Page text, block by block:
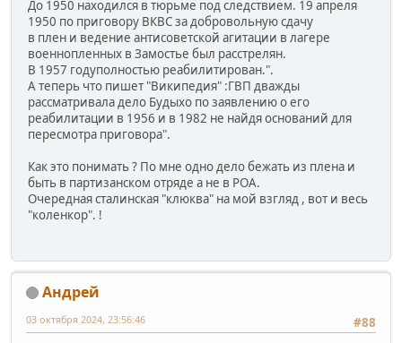
До 1950 находился в тюрьме под следствием. 19 апреля
1950 по приговору ВКВС за добровольную сдачу
в плен и ведение антисоветской агитации в лагере
военнопленных в Замостье был расстрелян.
В 1957 годуполностью реабилитирован.".
А теперь что пишет "Википедия" :ГВП дважды
рассматривала дело Будыхо по заявлению о его
реабилитации в 1956 и в 1982 не найдя оснований для
пересмотра приговора".
Как это понимать ? По мне одно дело бежать из плена и
быть в партизанском отряде а не в РОА.
Очередная сталинская "клюква" на мой взгляд , вот и весь
"коленкор". !
Андрей
#88
03 октября 2024, 23:56:46